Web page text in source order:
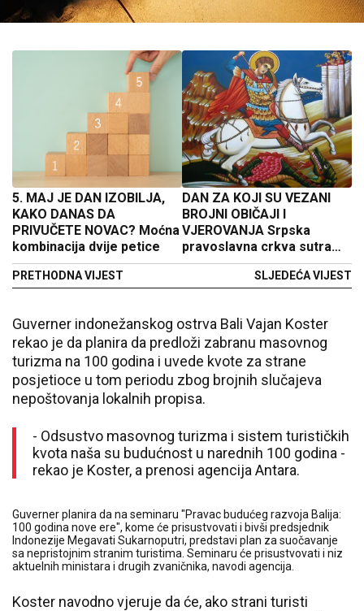
5. MAJ JE DAN IZOBILJA,
KAKO DANAS DA
PRIVUČETE NOVAC? Moćna
kombinacija dvije petice
PRETHODNA VIJEST
DAN ZA KOJI SU VEZANI
BROJNI OBIČAJI I
VJEROVANJA Srpska
pravoslavna crkva sutra
proslavlja Đurđevdan
SLJEDEĆA VIJEST
Guverner indonežanskog ostrva Bali Vajan Koster
rekao je da planira da predloži zabranu masovnog
turizma na 100 godina i uvede kvote za strane
posjetioce u tom periodu zbog brojnih slučajeva
nepoštovanja lokalnih propisa.
- Odsustvo masovnog turizma i sistem turističkih
kvota naša su budućnost u narednih 100 godina -
rekao je Koster, a prenosi agencija Antara.
Guverner planira da na seminaru "Pravac budućeg razvoja Balija:
100 godina nove ere", kome će prisustvovati i bivši predsjednik
Indonezije Megavati Sukarnoputri, predstavi plan za suočavanje
sa nepristojnim stranim turistima. Seminaru će prisustvovati i niz
aktuelnih ministara i drugih zvaničnika, navodi agencija.
Koster navodno vjeruje da će, ako strani turisti